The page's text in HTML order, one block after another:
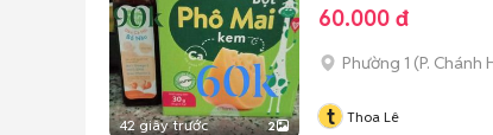
42 giây trước 2
60.000 đ
Phường 1 (P. Chánh
t Thoa Lê